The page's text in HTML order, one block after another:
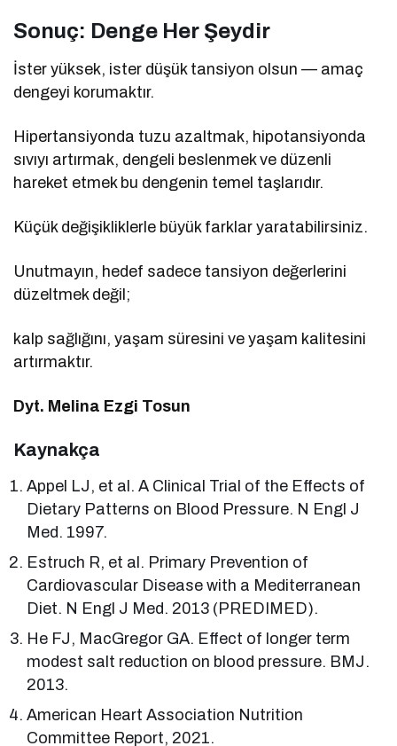
Sonuç: Denge Her Şeydir
İster yüksek, ister düşük tansiyon olsun — amaç
dengeyi korumaktır.
Hipertansiyonda tuzu azaltmak, hipotansiyonda
sıvıyı artırmak, dengeli beslenmek ve düzenli
hareket etmek bu dengenin temel taşlarıdır.
Küçük değişikliklerle büyük farklar yaratabilirsiniz.
Unutmayın, hedef sadece tansiyon değerlerini
düzeltmek değil;
kalp sağlığını, yaşam süresini ve yaşam kalitesini
artırmaktır.
Dyt. Melina Ezgi Tosun
Kaynakça
Appel LJ, et al. A Clinical Trial of the Effects of
Dietary Patterns on Blood Pressure. N Engl J
Med. 1997.
Estruch R, et al. Primary Prevention of
Cardiovascular Disease with a Mediterranean
Diet. N Engl J Med. 2013 (PREDIMED).
He FJ, MacGregor GA. Effect of longer term
modest salt reduction on blood pressure. BMJ.
2013.
American Heart Association Nutrition
Committee Report, 2021.